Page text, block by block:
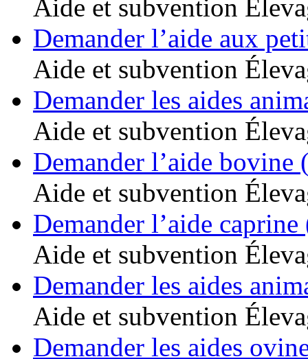
Aide et subvention
Demander l’aide aux
Aide et subvention
Demander les aides
Aide et subvention
Demander l’aide bovine
Aide et subvention
Demander l’aide
Aide et subvention
Demander les aides
Aide et subvention
Demander les aides